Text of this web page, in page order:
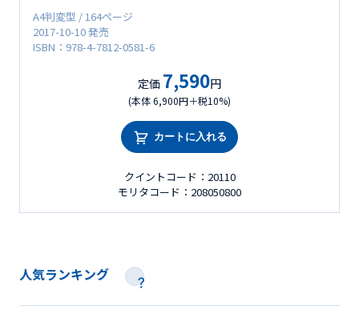
A4判変型 / 164ページ
2017-10-10 発売
ISBN：978-4-7812-0581-6
定価 7,590円
(本体 6,900円＋税10%)
カートに入れる
クイントコード：20110
モリタコード：208050800
人気ランキング